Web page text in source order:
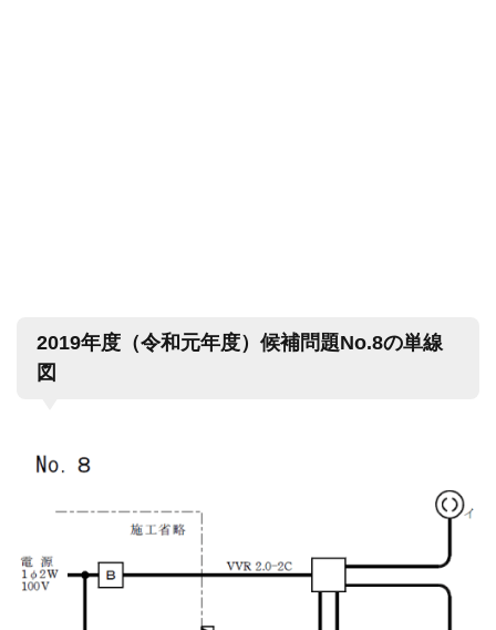
2019年度（令和元年度）候補問題No.8の単線
図